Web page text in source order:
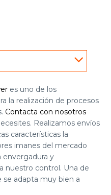
es uno de los
la realización de procesos
Contacta con nosotros
Realizamos envíos
características la
imanes del mercado
envergadura y
nuestro control. Una de
se adapta muy bien a